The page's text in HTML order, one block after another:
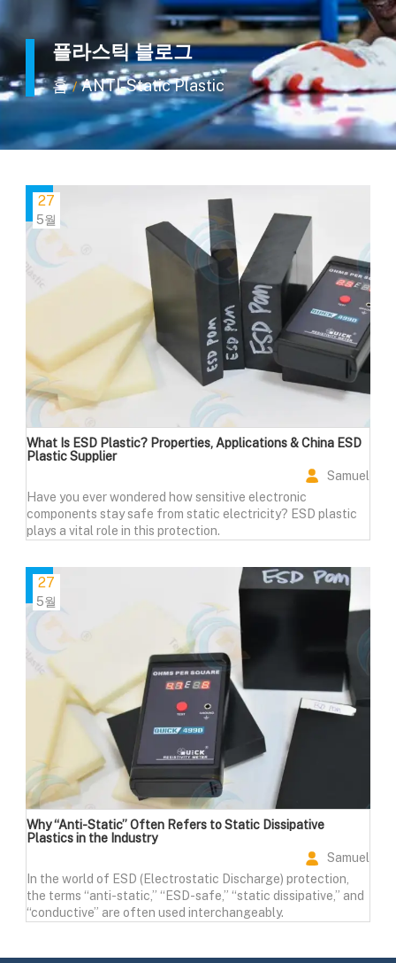
플라스틱 블로그
홈 / ANTI-Static Plastic
27
5월
What Is ESD Plastic? Properties, Applications & China ESD
Plastic Supplier
Samuel
Have you ever wondered how sensitive electronic
components stay safe from static electricity? ESD plastic
plays a vital role in this protection.
27
5월
Why “Anti-Static” Often Refers to Static Dissipative
Plastics in the Industry
Samuel
In the world of ESD (Electrostatic Discharge) protection,
the terms “anti-static,” “ESD-safe,” “static dissipative,” and
“conductive” are often used interchangeably.